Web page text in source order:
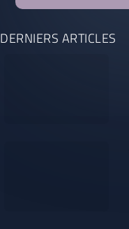
DERNIERS ARTICLES